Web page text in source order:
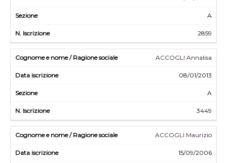
A
2859
ACCOGLI Annalisa
08/01/2013
A
3449
ACCOGLI Maurizio
15/09/2006